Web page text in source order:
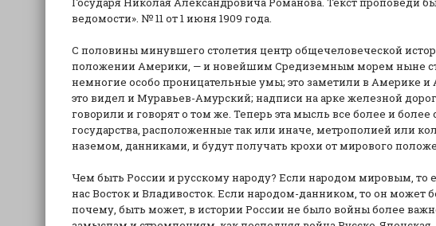
ведомости». № 11 от 1 июня 1909 года.
С половины минувшего столетия центр общечеловеческой
положении Америки, — и новейшим Средиземным морем ныне
немногие особо проницательные умы; это заметили в Америке и
это видел и Муравьев-Амурский; надписи на арке железной
говорили и говорят о том же. Теперь эта мысль все более и
государства, расположенные так или иначе, метрополией или
наземом, данниками, и будут получать крохи от мирового
Чем быть России и русскому народу? Если народом мировым, то
нас Восток и Владивосток. Если народом-данником, то он может
почему, быть может, в истории России не было войны более